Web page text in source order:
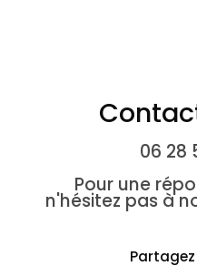
06 28
Pour une
n'hésitez pas à